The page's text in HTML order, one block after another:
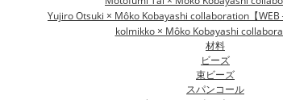
Yujiro Otsuki × Môko Kobayashi collaboration【WEB
kolmikko × Môko Kobayashi
材料
ビーズ
束ビーズ
スパンコール